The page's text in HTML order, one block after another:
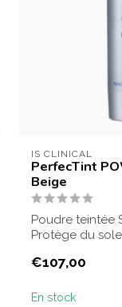
IS CLINICAL
PerfecTint
Beige
Poudre teintée
Protège du
€107,00
En stock